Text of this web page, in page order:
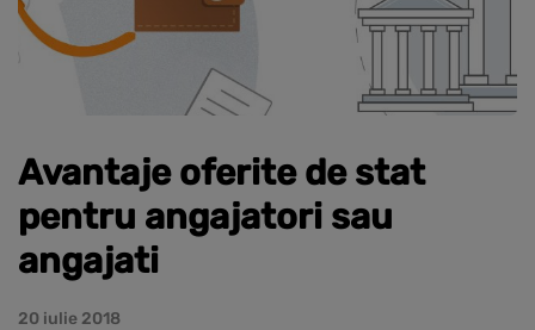
Avantaje oferite de stat
pentru angajatori sau
angajati
20 iulie 2018